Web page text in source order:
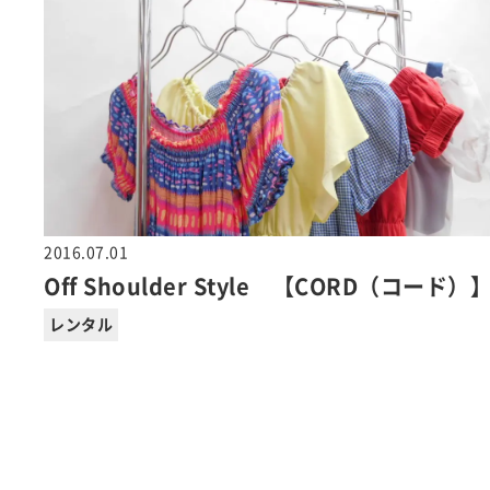
2016.07.01
Off Shoulder Style 【CORD（コード）
レンタル